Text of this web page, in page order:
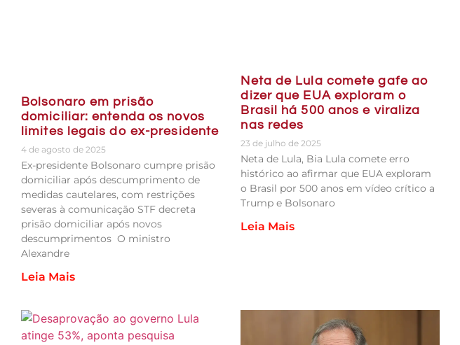
Bolsonaro em prisão
domiciliar: entenda os novos
limites legais do ex-presidente
4 de agosto de 2025
Ex-presidente Bolsonaro cumpre prisão
domiciliar após descumprimento de
medidas cautelares, com restrições
severas à comunicação STF decreta
prisão domiciliar após novos
descumprimentos O ministro
Alexandre
Leia Mais
Neta de Lula comete gafe ao
dizer que EUA exploram o
Brasil há 500 anos e viraliza
nas redes
23 de julho de 2025
Neta de Lula, Bia Lula comete erro
histórico ao afirmar que EUA exploram
o Brasil por 500 anos em vídeo crítico a
Trump e Bolsonaro
Leia Mais